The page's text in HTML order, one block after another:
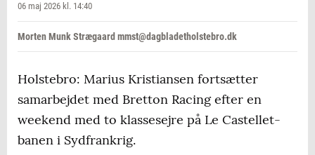
06 maj 2026 kl. 14:40
Morten Munk Strægaard mmst@dagbladetholstebro.dk
Holstebro: Marius Kristiansen fortsætter
samarbejdet med Bretton Racing efter en
weekend med to klassesejre på Le Castellet-
banen i Sydfrankrig.